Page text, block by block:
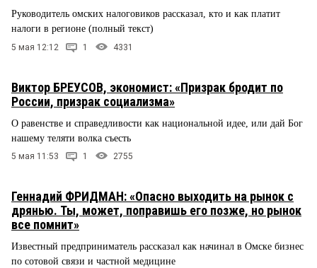
Руководитель омских налоговиков рассказал, кто и как платит
налоги в регионе (полный текст)
5 мая 12:12 1 4331
Виктор БРЕУСОВ, экономист: «Призрак бродит по
России, призрак социализма»
О равенстве и справедливости как национальной идее, или дай Бог
нашему теляти волка съесть
5 мая 11:53 1 2755
Геннадий ФРИДМАН: «Опасно выходить на рынок с
дрянью. Ты, может, поправишь его позже, но рынок
все помнит»
Известный предприниматель рассказал как начинал в Омске бизнес
по сотовой связи и частной медицине